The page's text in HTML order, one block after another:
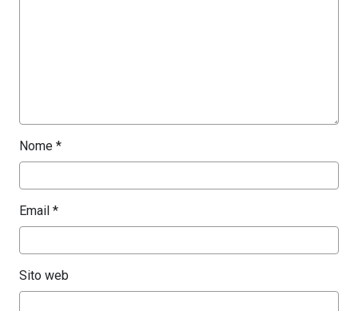
Nome *
Email *
Sito web